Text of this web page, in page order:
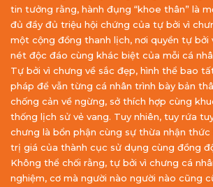
tin tưởng rằng, hành đụng “khoe thân” là
đủ đầy đủ triệu hội chứng của tự bởi vì
một cộng đồng thanh lịch, nơi quyền tự bởi
nét độc đáo cùng khác biệt của mỗi cá
Tự bởi vì chưng về sắc đẹp, hình thể bao
pháp để vẫn từng cá nhân trình bày bản
chống cản về ngừng, sở thích hợp cùng
thống lịch sử vẻ vang. Tuy nhiên, tuy rứa
chưng là bổn phận cùng sự thừa nhận
trị giá của thành cục sử dụng cùng đồng
Không thể chối rằng, tự bởi vì chưng cá
nghiệm, cơ mà người nào người nào cũng